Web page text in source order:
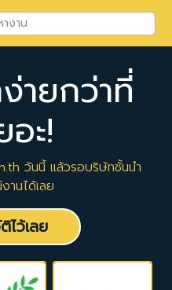
ายกว่าที่
ะ!
วันนี้ แล้วรอบริษัทชั้นนำ
นได้เลย
ไว้เลย